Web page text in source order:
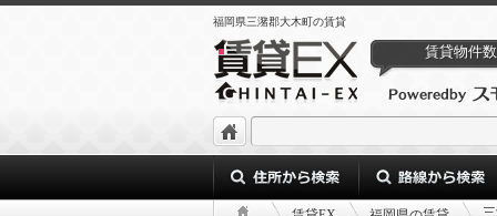
福岡県三潴郡大木町の賃貸
賃貸物件数